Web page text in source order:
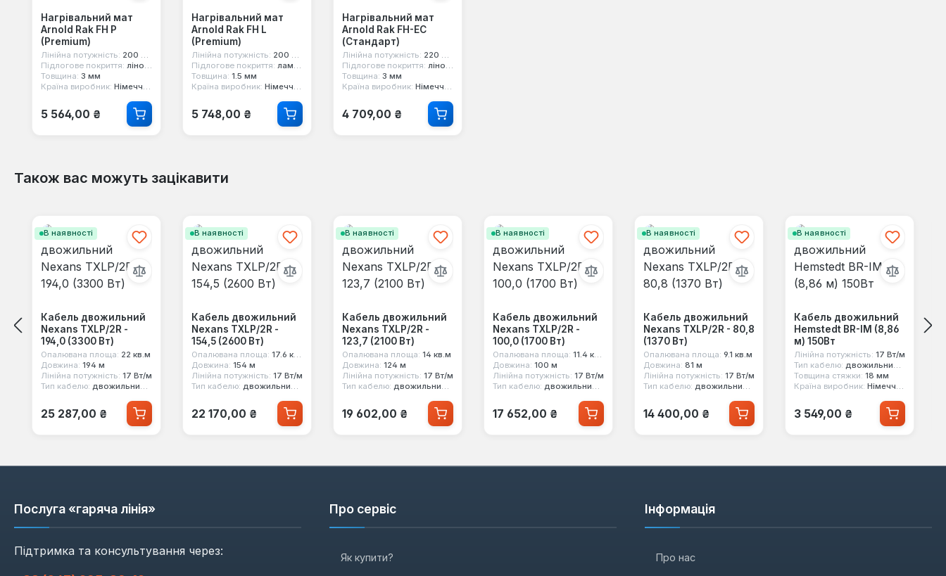
Нагрівальний мат
Arnold Rak FH P
(Premium)
Лінійна потужність: 200 Вт/кв.м
Підлогове покриття: лінолеум, плитка, ламінат
Товщина: 3 мм
Країна виробник: Німеччина
Звичайна ціна:
5 564,00 ₴
Нагрівальний мат
Arnold Rak FH L
(Premium)
Лінійна потужність: 200 Вт/кв.м
Підлогове покриття: ламінат, паркет
Товщина: 1.5 мм
Країна виробник: Німеччина
Звичайна ціна:
5 748,00 ₴
Нагрівальний мат
Arnold Rak FH-EC
(Стандарт)
Лінійна потужність: 220 Вт/кв.м
Підлогове покриття: лінолеум, плитка, ламінат
Товщина: 3 мм
Країна виробник: Німеччина
Звичайна ціна:
4 709,00 ₴
Також вас можуть зацікавити
В наявності
Кабель двожильний
Nexans TXLP/2R -
194,0 (3300 Вт)
Опалювана площа: 22 кв.м
Довжина: 194 м
Лінійна потужність: 17 Вт/м
Тип кабелю: двожильний екранований
Звичайна ціна:
25 287,00 ₴
В наявності
Кабель двожильний
Nexans TXLP/2R -
154,5 (2600 Вт)
Опалювана площа: 17.6 кв.м
Довжина: 154 м
Лінійна потужність: 17 Вт/м
Тип кабелю: двожильний екранований
Звичайна ціна:
22 170,00 ₴
В наявності
Кабель двожильний
Nexans TXLP/2R -
123,7 (2100 Вт)
Опалювана площа: 14 кв.м
Довжина: 124 м
Лінійна потужність: 17 Вт/м
Тип кабелю: двожильний екранований
Звичайна ціна:
19 602,00 ₴
В наявності
Кабель двожильний
Nexans TXLP/2R -
100,0 (1700 Вт)
Опалювана площа: 11.4 кв.м
Довжина: 100 м
Лінійна потужність: 17 Вт/м
Тип кабелю: двожильний екранований
Звичайна ціна:
17 652,00 ₴
В наявності
Кабель двожильний
Nexans TXLP/2R - 80,8
(1370 Вт)
Опалювана площа: 9.1 кв.м
Довжина: 81 м
Лінійна потужність: 17 Вт/м
Тип кабелю: двожильний екранований
Звичайна ціна:
14 400,00 ₴
В наявності
Кабель двожильний
Hemstedt BR-IM (8,86
м) 150Вт
Лінійна потужність: 17 Вт/м
Тип кабелю: двожильний екранований
Товщина стяжки: 18 мм
Країна виробник: Німеччина
Звичайна ціна:
3 549,00 ₴
Послуга «гаряча лінія»
Підтримка та консультування через:
Про сервіс
Як купити?
Інформація
Про нас